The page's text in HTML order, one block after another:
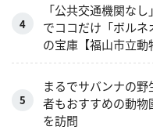
「公共交通機関な
でココだけ「ボル
の宝庫【福山市立動
まるでサバンナの
者もおすすめの動物
を訪問